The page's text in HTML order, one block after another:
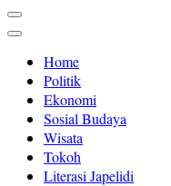
Home
Politik
Ekonomi
Sosial Budaya
Wisata
Tokoh
Literasi Japelidi